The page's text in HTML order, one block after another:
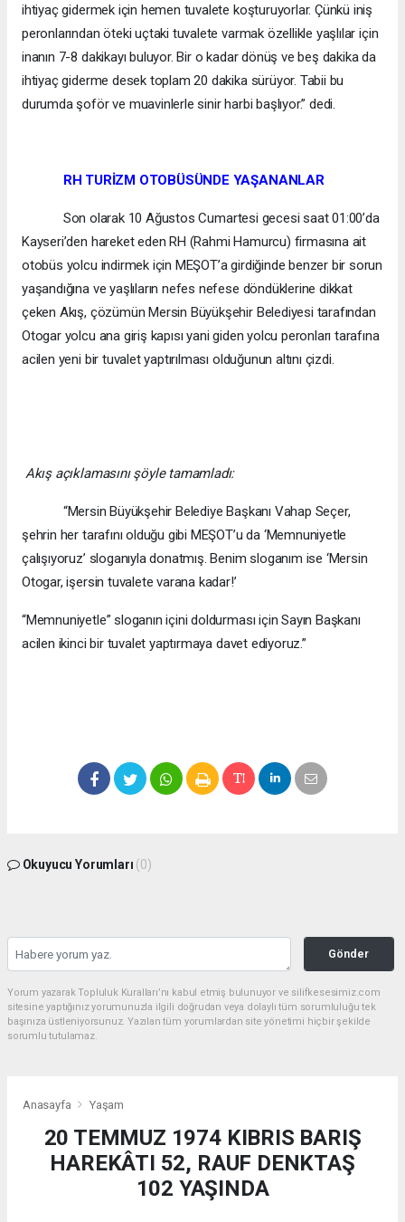
ihtiyaç gidermek için hemen tuvalete koşturuyorlar. Çünkü iniş
peronlarından öteki uçtaki tuvalete varmak özellikle yaşlılar için
inanın 7-8 dakikayı buluyor. Bir o kadar dönüş ve beş dakika da
ihtiyaç giderme desek toplam 20 dakika sürüyor. Tabii bu
durumda şoför ve muavinlerle sinir harbi başlıyor.” dedi.
RH TURİZM OTOBÜSÜNDE YAŞANANLAR
Son olarak 10 Ağustos Cumartesi gecesi saat 01:00’da
Kayseri’den hareket eden RH (Rahmi Hamurcu) firmasına ait
otobüs yolcu indirmek için MEŞOT’a girdiğinde benzer bir sorun
yaşandığına ve yaşlıların nefes nefese döndüklerine dikkat
çeken Akış, çözümün Mersin Büyükşehir Belediyesi tarafından
Otogar yolcu ana giriş kapısı yani giden yolcu peronları tarafına
acilen yeni bir tuvalet yaptırılması olduğunun altını çizdi.
Akış açıklamasını şöyle tamamladı:
“Mersin Büyükşehir Belediye Başkanı Vahap Seçer,
şehrin her tarafını olduğu gibi MEŞOT’u da ‘Memnuniyetle
çalışıyoruz’ sloganıyla donatmış. Benim sloganım ise ‘Mersin
Otogar, işersin tuvalete varana kadar!’
“Memnuniyetle” sloganın içini doldurması için Sayın Başkanı
acilen ikinci bir tuvalet yaptırmaya davet ediyoruz.”
Okuyucu Yorumları (0)
Gönder
Yorum yazarak Topluluk Kuralları’nı kabul etmiş bulunuyor ve silifkesesimiz.com
sitesine yaptığınız yorumunuzla ilgili doğrudan veya dolaylı tüm sorumluluğu tek
başınıza üstleniyorsunuz. Yazılan tüm yorumlardan site yönetimi hiçbir şekilde
sorumlu tutulamaz.
Anasayfa Yaşam
20 TEMMUZ 1974 KIBRIS BARIŞ
HAREKÂTI 52, RAUF DENKTAŞ
102 YAŞINDA